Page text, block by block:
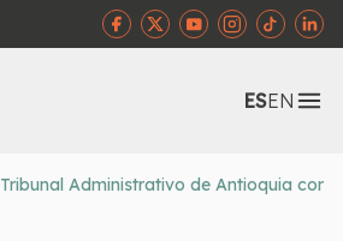
ESEN
Tribunal Administrativo de Antioquia